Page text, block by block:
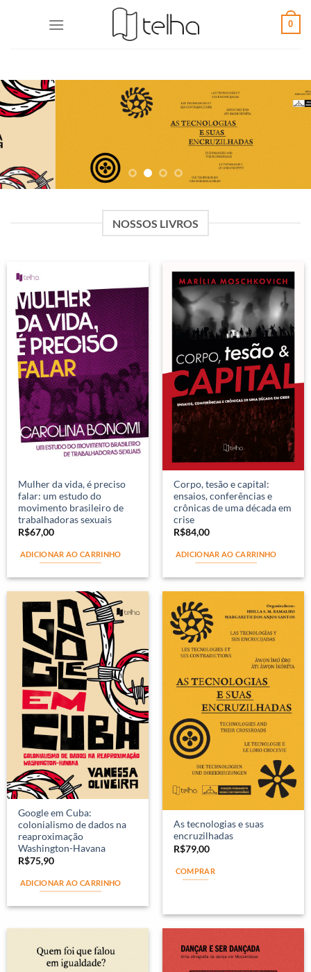
0
NOSSOS LIVROS
Mulher da vida, é preciso
falar: um estudo do
movimento brasileiro de
trabalhadoras sexuais
R$67,00
ADICIONAR AO CARRINHO
Corpo, tesão e capital:
ensaios, conferências e
crônicas de uma década em
crise
R$84,00
ADICIONAR AO CARRINHO
Google em Cuba:
colonialismo de dados na
reaproximação
Washington-Havana
R$75,90
ADICIONAR AO CARRINHO
As tecnologias e suas
encruzilhadas
R$79,00
COMPRAR